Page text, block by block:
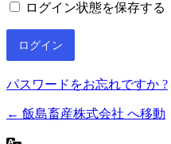
ログイン状態を保存する
パスワードをお忘れですか ?
← 飯島畜産株式会社 へ移動